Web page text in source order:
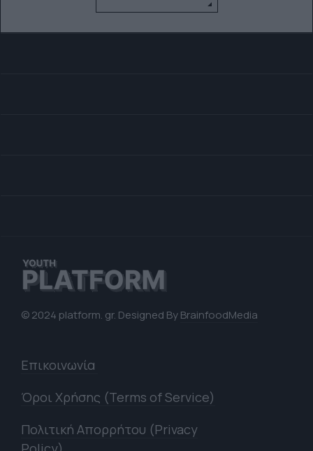
© 2024 platform. gr. Designed ByBrainfoodMedia
Επικοινωνία
Όροι Χρήσης (Terms of Service)
Πολιτική Απορρήτου (Privacy